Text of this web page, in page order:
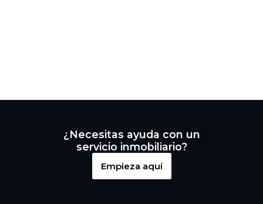
¿Necesitas ayuda con un
servicio inmobiliario?
Empieza aquí